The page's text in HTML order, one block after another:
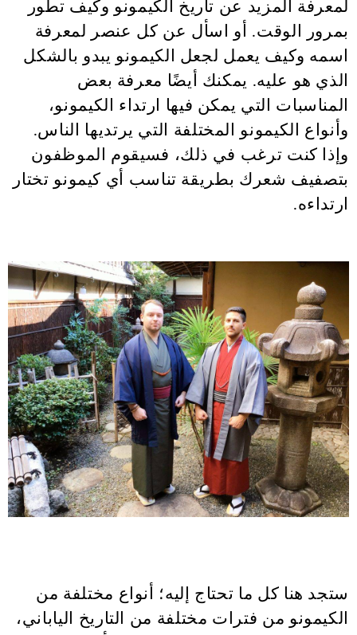
لمعرفة المزيد عن تاريخ الكيمونو وكيف تطور
بمرور الوقت. أو اسأل عن كل عنصر لمعرفة
اسمه وكيف يعمل لجعل الكيمونو يبدو بالشكل
الذي هو عليه. يمكنك أيضًا معرفة بعض
المناسبات التي يمكن فيها ارتداء الكيمونو،
وأنواع الكيمونو المختلفة التي يرتديها الناس.
وإذا كنت ترغب في ذلك، فسيقوم الموظفون
بتصفيف شعرك بطريقة تناسب أي كيمونو تختار
ارتداءه.
ستجد هنا كل ما تحتاج إليه؛ أنواع مختلفة من
الكيمونو من فترات مختلفة من التاريخ الياباني،